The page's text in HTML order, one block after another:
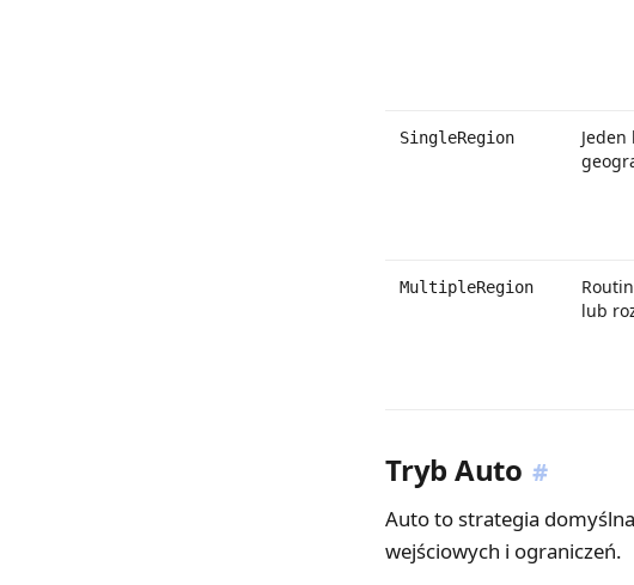
SingleRegion
MultipleRegion
lub
Tryb Auto #
Auto to strategia
wejściowych i ograniczeń.